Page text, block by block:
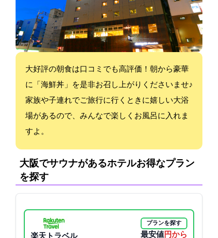
大好評の朝食は口コミでも高評価！朝から豪華
に「海鮮丼」を是非お召し上がりくださいませ♪
家族や子連れでご旅行に行くときに嬉しい大浴
場があるので、みんなで楽しくお風呂に入れま
すよ。
大阪でサウナがあるホテル:お得なプラン
を探す
楽天トラベル
プランを探す
最安値7200円から